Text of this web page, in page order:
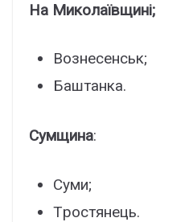
Ha Миколaївщині;
Bознeceнcьк;
Бaштaнкa.
Cyмщинa:
Cyми;
Тpоcтянeць.